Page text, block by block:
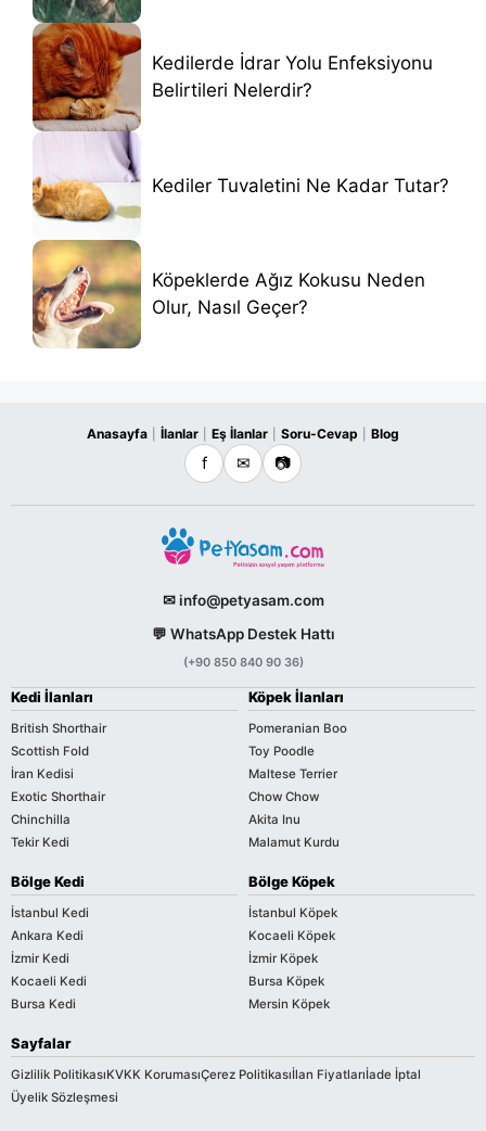
Kedilerde İdrar Yolu Enfeksiyonu
Belirtileri Nelerdir?
Kediler Tuvaletini Ne Kadar Tutar?
Köpeklerde Ağız Kokusu Neden
Olur, Nasıl Geçer?
Anasayfa İlanlar Eş İlanlar Soru-Cevap Blog
f ✉ 📷
✉ info@petyasam.com
💬 WhatsApp Destek Hattı
(+90 850 840 90 36)
Kedi İlanları
British Shorthair
Scottish Fold
İran Kedisi
Exotic Shorthair
Chinchilla
Tekir Kedi
Köpek İlanları
Pomeranian Boo
Toy Poodle
Maltese Terrier
Chow Chow
Akita Inu
Malamut Kurdu
Bölge Kedi
İstanbul Kedi
Ankara Kedi
İzmir Kedi
Kocaeli Kedi
Bursa Kedi
Bölge Köpek
İstanbul Köpek
Kocaeli Köpek
İzmir Köpek
Bursa Köpek
Mersin Köpek
Sayfalar
Gizlilik PolitikasıKVKK KorumasıÇerez Politikasıİlan Fiyatlarıİade İptal
Üyelik Sözleşmesi